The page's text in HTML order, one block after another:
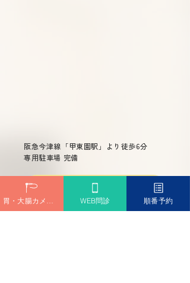
阪急今津線「甲東園駅」より徒歩6分
専用駐車場 完備
WEB問診 順番予約